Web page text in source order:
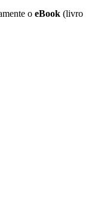
o eBook (livro